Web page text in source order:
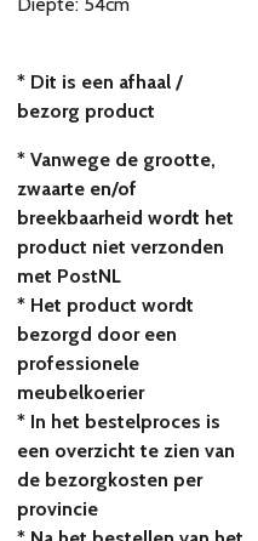
* Dit is een afhaal /
bezorg product
* Vanwege de grootte,
zwaarte en/of
breekbaarheid wordt het
product niet verzonden
met PostNL
* Het product wordt
bezorgd door een
professionele
meubelkoerier
* In het bestelproces is
een overzicht te zien van
de bezorgkosten per
provincie